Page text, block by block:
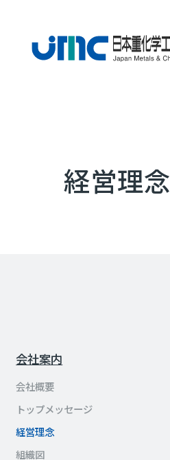
経営理念
会社案内
会社概要
トップメッセージ
経営理念
組織図